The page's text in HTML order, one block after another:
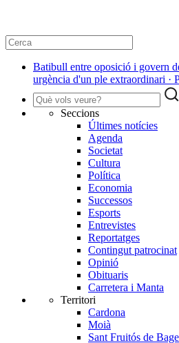
Batibull entre oposició i govern
urgència d'un ple extraordinari ·
Seccions
Últimes notícies
Agenda
Societat
Cultura
Política
Economia
Successos
Esports
Entrevistes
Reportatges
Contingut patrocinat
Opinió
Obituaris
Carretera i Manta
Territori
Cardona
Moià
Sant Fruitós de